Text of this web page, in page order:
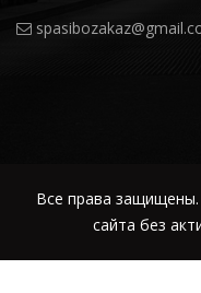
Все права
сайта без